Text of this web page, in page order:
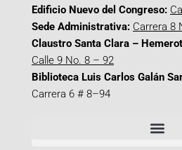
Edificio Nuevo del Congreso:
Sede Administrativa: Carrera 8
Claustro Santa Clara –
Calle 9 No. 8 – 92
Biblioteca Luis Carlos Galán
Carrera 6 # 8–94